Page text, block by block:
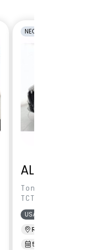
NEOPATENTATI
ALFA
Tonale 1.5
TCT7
USATO
Renord
5/2024